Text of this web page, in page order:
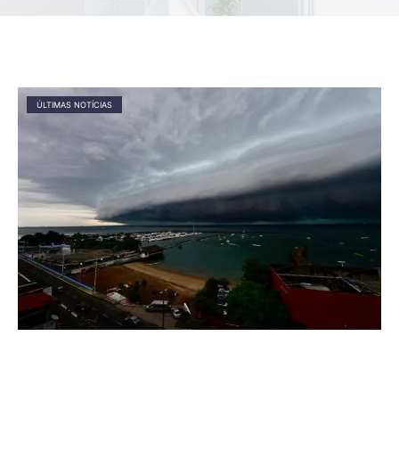
ÚLTIMAS NOTÍCIAS